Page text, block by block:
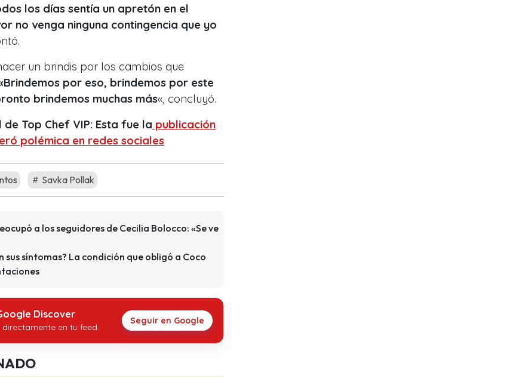
los días sentía un apretón en el
no venga ninguna contingencia que yo
un brindis por los cambios que
por eso, brindemos por este
brindemos muchas más«, concluyó.
Top Chef VIP: Esta fue la publicación
polémica en redes sociales
Savka Pollak
a los seguidores de Cecilia Bolocco: «Se ve
sus síntomas? La condición que obligó a Coco
Discover
en tu feed.
Seguir en Google